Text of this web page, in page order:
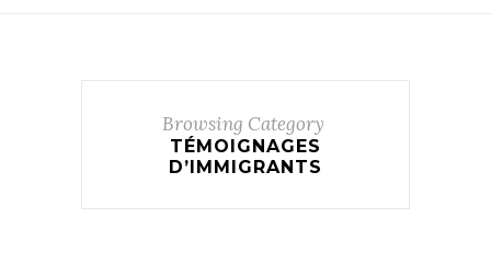
Browsing Category
TÉMOIGNAGES
D’IMMIGRANTS